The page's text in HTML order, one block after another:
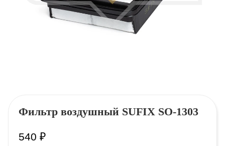
Фильтр воздушный SUFIX SO-1303
540 ₽